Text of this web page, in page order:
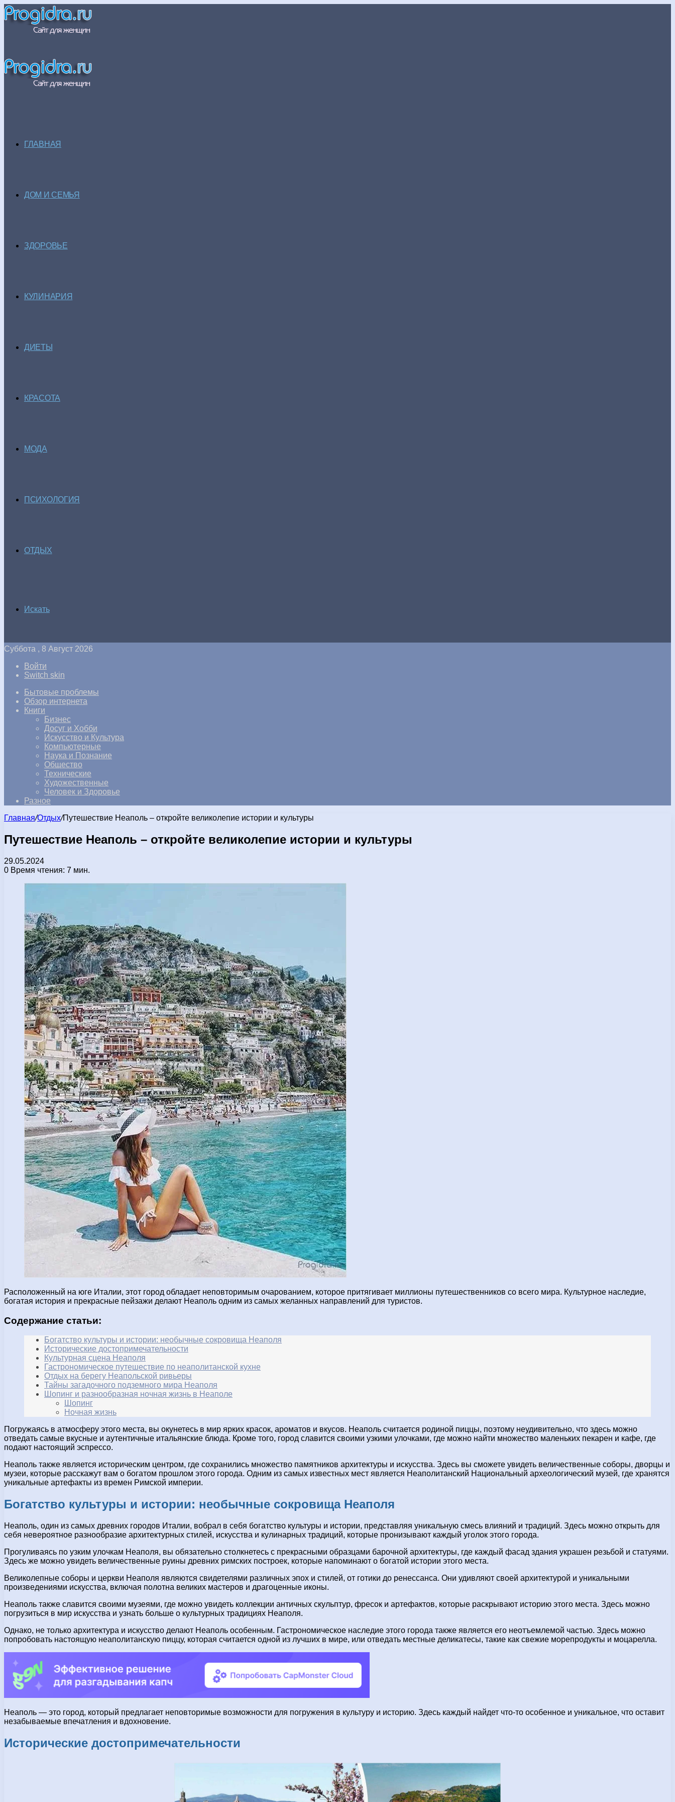
ГЛАВНАЯ
ДОМ И СЕМЬЯ
ЗДОРОВЬЕ
КУЛИНАРИЯ
ДИЕТЫ
КРАСОТА
МОДА
ПСИХОЛОГИЯ
ОТДЫХ
Искать
Суббота , 8 Август 2026
Войти
Switch skin
Бытовые проблемы
Обзор интернета
Книги
Бизнес
Досуг и Хобби
Искусство и Культура
Компьютерные
Наука и Познание
Общество
Технические
Художественные
Человек и Здоровье
Разное
Главная/Отдых/Путешествие Неаполь – откройте великолепие истории и культуры
Путешествие Неаполь – откройте великолепие истории и культуры
29.05.2024
0 Время чтения: 7 мин.
Расположенный на юге Италии, этот город обладает неповторимым очарованием, которое притягивает миллионы путешественников со всего мира. Культурное наследие,
богатая история и прекрасные пейзажи делают Неаполь одним из самых желанных направлений для туристов.
Содержание статьи:
Богатство культуры и истории: необычные сокровища Неаполя
Исторические достопримечательности
Культурная сцена Неаполя
Гастрономическое путешествие по неаполитанской кухне
Отдых на берегу Неапольской ривьеры
Тайны загадочного подземного мира Неаполя
Шопинг и разнообразная ночная жизнь в Неаполе
Шопинг
Ночная жизнь
Погружаясь в атмосферу этого места, вы окунетесь в мир ярких красок, ароматов и вкусов. Неаполь считается родиной пиццы, поэтому неудивительно, что здесь можно
отведать самые вкусные и аутентичные итальянские блюда. Кроме того, город славится своими узкими улочками, где можно найти множество маленьких пекарен и кафе, где
подают настоящий эспрессо.
Неаполь также является историческим центром, где сохранились множество памятников архитектуры и искусства. Здесь вы сможете увидеть величественные соборы, дворцы и
музеи, которые расскажут вам о богатом прошлом этого города. Одним из самых известных мест является Неаполитанский Национальный археологический музей, где хранятся
уникальные артефакты из времен Римской империи.
Богатство культуры и истории: необычные сокровища Неаполя
Неаполь, один из самых древних городов Италии, вобрал в себя богатство культуры и истории, представляя уникальную смесь влияний и традиций. Здесь можно открыть для
себя невероятное разнообразие архитектурных стилей, искусства и кулинарных традиций, которые пронизывают каждый уголок этого города.
Прогуливаясь по узким улочкам Неаполя, вы обязательно столкнетесь с прекрасными образцами барочной архитектуры, где каждый фасад здания украшен резьбой и статуями.
Здесь же можно увидеть величественные руины древних римских построек, которые напоминают о богатой истории этого места.
Великолепные соборы и церкви Неаполя являются свидетелями различных эпох и стилей, от готики до ренессанса. Они удивляют своей архитектурой и уникальными
произведениями искусства, включая полотна великих мастеров и драгоценные иконы.
Неаполь также славится своими музеями, где можно увидеть коллекции античных скульптур, фресок и артефактов, которые раскрывают историю этого места. Здесь можно
погрузиться в мир искусства и узнать больше о культурных традициях Неаполя.
Однако, не только архитектура и искусство делают Неаполь особенным. Гастрономическое наследие этого города также является его неотъемлемой частью. Здесь можно
попробовать настоящую неаполитанскую пиццу, которая считается одной из лучших в мире, или отведать местные деликатесы, такие как свежие морепродукты и моцарелла.
Неаполь — это город, который предлагает неповторимые возможности для погружения в культуру и историю. Здесь каждый найдет что-то особенное и уникальное, что оставит
незабываемые впечатления и вдохновение.
Исторические достопримечательности